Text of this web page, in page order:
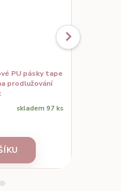
PU pásky tape
prodlužování
skladem 97 ks